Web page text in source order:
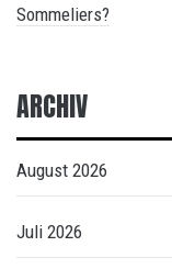
Sommeliers?
ARCHIV
August 2026
Juli 2026